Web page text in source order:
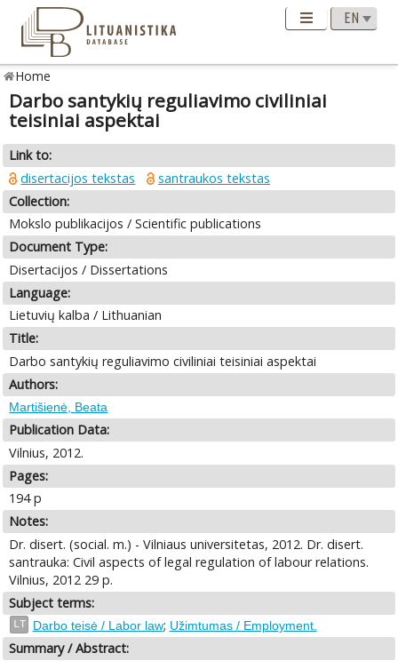
Home
Darbo santykių reguliavimo civiliniai
teisiniai aspektai
Link to:
disertacijos tekstas
santraukos tekstas
Collection:
Mokslo publikacijos / Scientific publications
Document Type:
Disertacijos / Dissertations
Language:
Lietuvių kalba / Lithuanian
Title:
Darbo santykių reguliavimo civiliniai teisiniai aspektai
Authors:
Martišienė, Beata
Publication Data:
Vilnius, 2012.
Pages:
194 p
Notes:
Dr. disert. (social. m.) - Vilniaus universitetas, 2012. Dr. disert.
santrauka: Civil aspects of legal regulation of labour relations.
Vilnius, 2012 29 p.
Subject terms:
LT Darbo teisė / Labor law; Užimtumas / Employment.
Summary / Abstract: